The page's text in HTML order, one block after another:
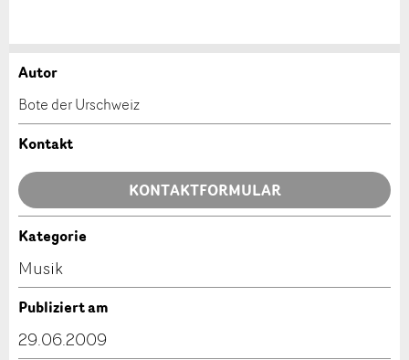
Anzeige beanstanden
Ihr Feedback wird sehr geschätzt!
Allgemeines Feedback
Anzeige nicht mehr gültig
Anzeige unvollständig
Anzeige weiterempfehlen
Empfehlen Sie diese Anzeige an Freunde weiter.
Autor
Bote der Urschweiz
Kontakt
KONTAKTFORMULAR
Kontakt
Verfassen Sie eine Nachricht für die Kontaktpersonen
Kategorie
Musik
Publiziert am
29.06.2009